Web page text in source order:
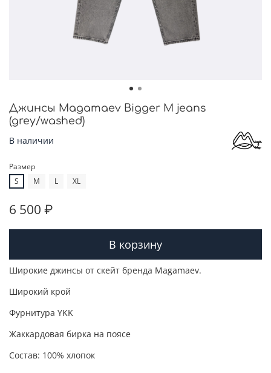
Джинсы Magamaev Bigger M jeans
(grey/washed)
В наличии
Размер
S
M L XL
6 500 ₽
В корзину
Широкие джинсы от скейт бренда Magamaev.
Широкий крой
Фурнитура YKK
Жаккардовая бирка на поясе
Состав: 100% хлопок